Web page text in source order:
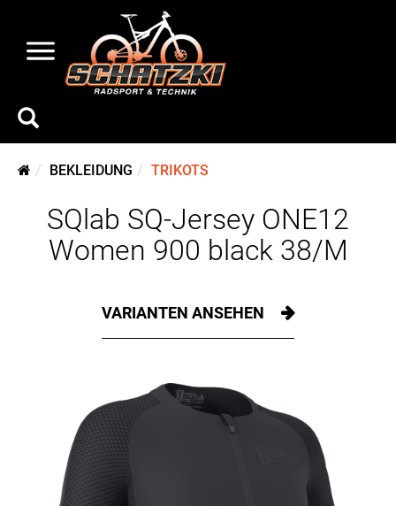
BEKLEIDUNG TRIKOTS
SQlab SQ-Jersey ONE12
Women 900 black 38/M
VARIANTEN ANSEHEN